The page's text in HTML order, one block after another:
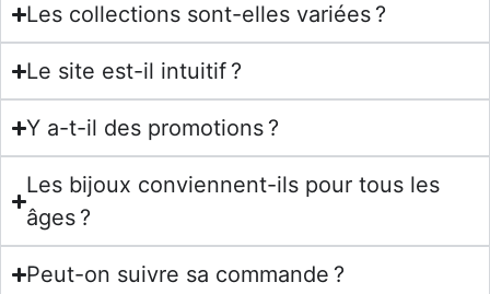
Les collections sont-elles variées ?
Le site est-il intuitif ?
Y a-t-il des promotions ?
Les bijoux conviennent-ils pour tous les
âges ?
Peut-on suivre sa commande ?